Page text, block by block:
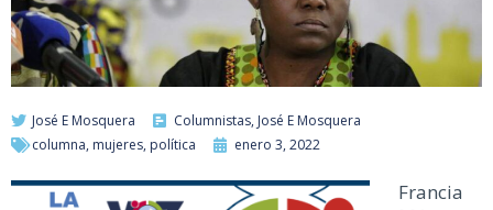
José E Mosquera Columnistas, José E Mosquera
columna, mujeres, política enero 3, 2022
Francia